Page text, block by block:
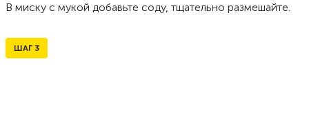
В миску с мукой добавьте соду, тщательно размешайте.
ШАГ 3